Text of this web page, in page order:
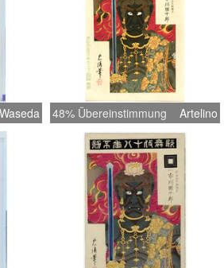
Waseda 48% Übereinstimmung Artelino